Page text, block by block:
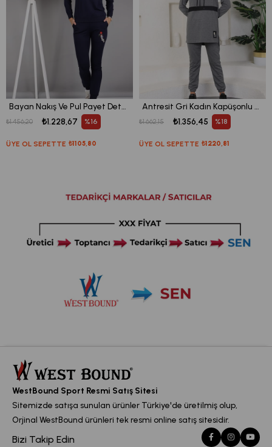
Bayan Nakış Ve Pul Payet Detaylı Bisiklet Yaka Eşofman Takım
ÜYE OL SEPETTE ₺1105,80
₺1.228,67
₺1.456,20 %16
Antresit Gri Kadın Kapüşonlu Sweatshirt - Jogger Spor Takım Eşofman
ÜYE OL SEPETTE ₺1220,81
₺1.356,45
₺1.662,15 %18
WestBound Sport Resmi Satış Sitesi
Sitemizde satışa sunulan ürünler Türkiye'de üretilmiş olup,
Orjinal WestBound ürünleri tek resmi online satış sitesidir.
Bizi Takip Edin